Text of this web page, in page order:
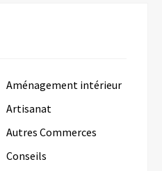
Aménagement intérieur
Artisanat
Autres Commerces
Conseils